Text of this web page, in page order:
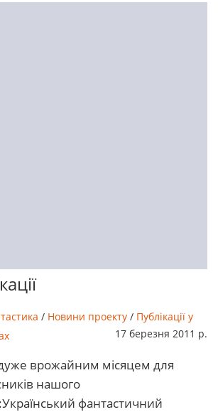
/ Новини проекту/ Публікації у
17 березня 2011 р.
врожайним місяцем для
нашого
фантастичний